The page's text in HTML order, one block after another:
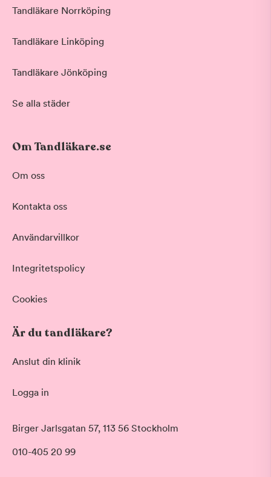
Tandläkare Norrköping
Tandläkare Linköping
Tandläkare Jönköping
Se alla städer
Om Tandläkare.se
Om oss
Kontakta oss
Användarvillkor
Integritetspolicy
Cookies
Är du tandläkare?
Anslut din klinik
Logga in
Birger Jarlsgatan 57, 113 56 Stockholm
010-405 20 99